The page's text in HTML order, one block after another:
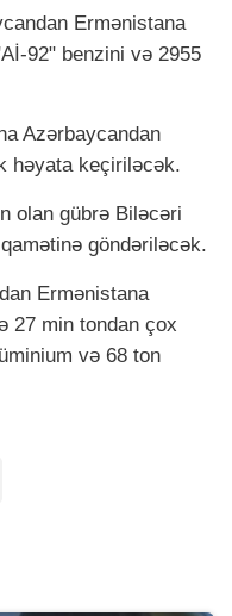
Ermənistana
92" benzini və 2955
Azərbaycandan
həyata keçiriləcək.
olan gübrə Biləcəri
göndəriləcək.
Ermənistana
27 min tondan çox
və 68 ton